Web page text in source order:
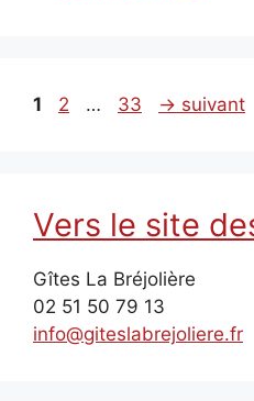
Page
1 Page
2 … Page
33 → suivant
Vers le site
Gîtes La Bréjolière
02 51 50 79 13
info@giteslabrejoliere.fr